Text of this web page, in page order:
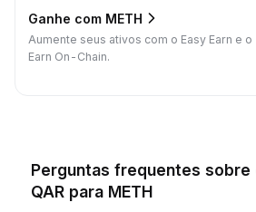
Ganhe com METH
Aumente seus ativos com o Easy Earn e o
Earn On-Chain.
Perguntas frequentes sobre
QAR para METH